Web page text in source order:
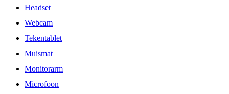
Headset
Webcam
Tekentablet
Muismat
Monitorarm
Microfoon